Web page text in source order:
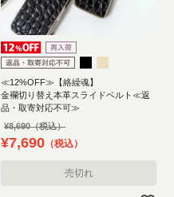
≪12%OFF≫【絡繰魂】
金襴切り替え本革スライドベルト≪返
品・取寄対応不可≫
¥8,690
¥7,690 税込
売切れ